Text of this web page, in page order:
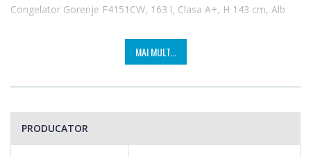
Congelator Gorenje F4151CW, 163 l, Clasa A+, H 143 cm, Alb
MAI MULT...
PRODUCATOR